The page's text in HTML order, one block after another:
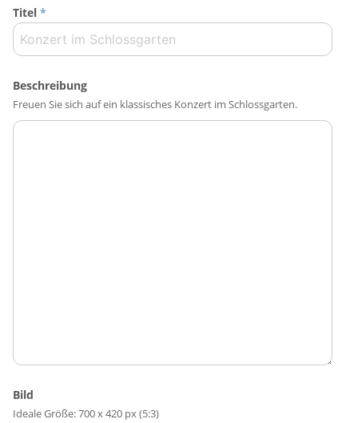
Titel *
Beschreibung
Freuen Sie sich auf ein klassisches Konzert im Schlossgarten.
Bild
Ideale Größe: 700 x 420 px (5:3)